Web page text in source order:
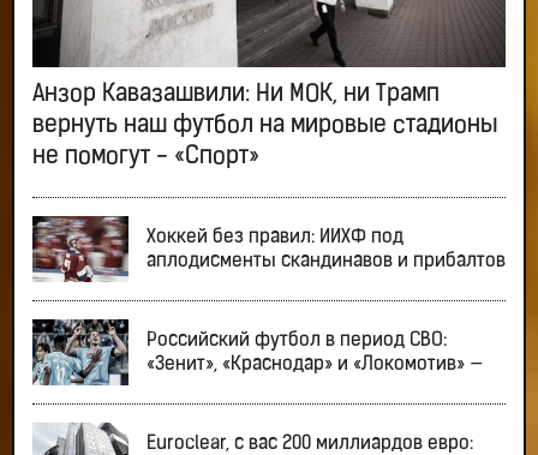
Анзор Кавазашвили: Ни МОК, ни Трамп
вернуть наш футбол на мировые стадионы
не помогут - «Спорт»
Хоккей без правил: ИИХФ под
аплодисменты скандинавов и прибалтов
Российский футбол в период СВО:
«Зенит», «Краснодар» и «Локомотив» —
Euroclear, с вас 200 миллиардов евро: